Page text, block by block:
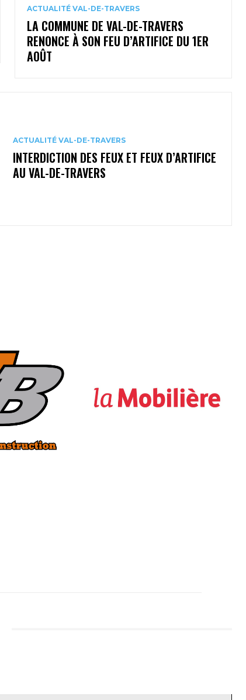
ACTUALITÉ VAL-DE-TRAVERS
LA COMMUNE DE VAL-DE-TRAVERS
RENONCE À SON FEU D’ARTIFICE DU 1ER
AOÛT
ACTUALITÉ VAL-DE-TRAVERS
INTERDICTION DES FEUX ET FEUX D’ARTIFICE
AU VAL-DE-TRAVERS